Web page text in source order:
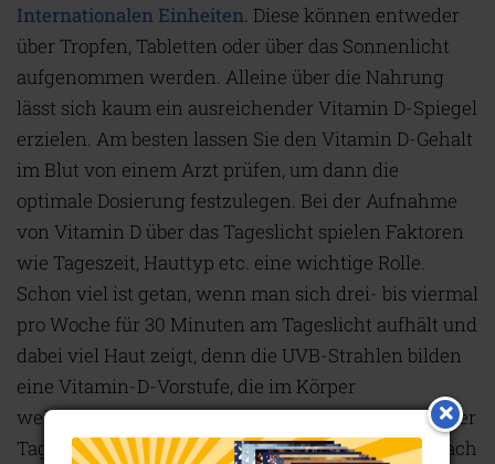
Internationalen Einheiten . Diese können entweder
über Tropfen, Tabletten oder über das Sonnenlicht
aufgenommen werden. Alleine über die Nahrung
lässt sich kaum ein ausreichender Vitamin D-Spiegel
erzielen. Am besten lassen Sie den Vitamin D-Gehalt
im Blut von einem Arzt prüfen, um dann die
optimale Dosierung festzulegen. Bei der Aufnahme
von Vitamin D über das Tageslicht spielen Faktoren
wie Tageszeit, Hauttyp etc. eine wichtige Rolle.
Schon viel ist getan, wenn man sich drei- bis viermal
pro Woche für 30 Minuten am Tageslicht aufhält und
dabei viel Haut zeigt, denn die UVB-Strahlen bilden
eine Vitamin-D-Vorstufe, die im Körper
weiterverarbeitet wird. Doch es gilt: Je bewölkter der
Tag, desto geringer die UVB-Strahlung und demnach